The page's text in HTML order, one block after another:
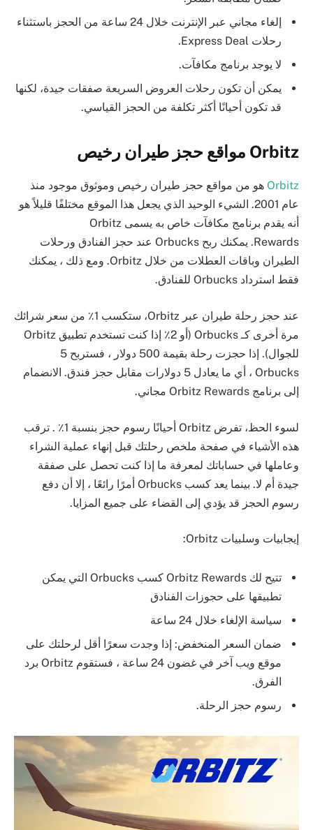
إلغاء مجاني عبر الإنترنت خلال 24 ساعة من الحجز باستثناء
رحلات Express Deal.
لا يوجد برنامج مكافآت.
يمكن أن تكون رحلات العروض السريعة صفقات جيدة، لكنها
قد تكون أحيانًا أكثر تكلفة من الحجز القياسي.
Orbitz مواقع حجز طيران رخيص
Orbitz هو من مواقع حجز طيران رخيص وموثوق موجود منذ
عام 2001. الشيء الوحيد الذي يجعل هذا الموقع مختلفًا قليلاً هو
أنه يقدم برنامج مكافآت خاص به يسمى Orbitz
Rewards. يمكنك ربح Orbucks عند حجز الفنادق ورحلات
الطيران وباقات العطلات من خلال Orbitz. ومع ذلك ، يمكنك
فقط استرداد Orbucks للفنادق.
عند حجز رحلة طيران عبر Orbitz، ستكسب 1٪ من سعر شرائك
مرة أخرى كـ Orbucks (أو 2٪ إذا كنت تستخدم تطبيق Orbitz
للجوال). إذا حجزت رحلة بقيمة 500 دولار ، فستربح 5
Orbucks ، أي ما يعادل 5 دولارات مقابل حجز فندق. الانضمام
إلى برنامج Orbitz Rewards مجاني.
لسوء الحظ، تفرض Orbitz أحيانًا رسوم حجز بنسبة 1٪ . ترقب
هذه الأشياء في صفحة ملخص رحلتك قبل إنهاء عملية الشراء
وعاملها في حساباتك لمعرفة ما إذا كنت تحصل على صفقة
جيدة أم لا. بينما يعد كسب Orbucks أمرًا رائعًا ، إلا أن دفع
رسوم الحجز قد يؤدي إلى القضاء على جميع المزايا.
إيجابيات وسلبيات Orbitz:
تتيح لك Orbitz Rewards كسب Orbucks التي يمكن
تطبيقها على حجوزات الفنادق
سياسة الإلغاء خلال 24 ساعة
ضمان السعر المنخفض: إذا وجدت سعرًا أقل لرحلتك على
موقع ويب آخر في غضون 24 ساعة ، فستقوم Orbitz برد
الفرق.
رسوم حجز الرحلة.